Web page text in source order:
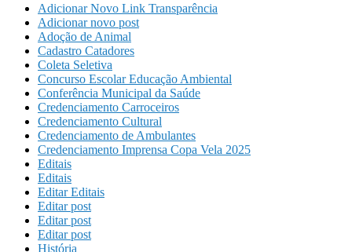
Adicionar Novo Link Transparência
Adicionar novo post
Adoção de Animal
Cadastro Catadores
Coleta Seletiva
Concurso Escolar Educação Ambiental
Conferência Municipal da Saúde
Credenciamento Carroceiros
Credenciamento Cultural
Credenciamento de Ambulantes
Credenciamento Imprensa Copa Vela 2025
Editais
Editais
Editar Editais
Editar post
Editar post
Editar post
História